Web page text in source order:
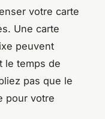
votre carte
Une carte
peuvent
le temps de
pas que le
pour votre